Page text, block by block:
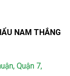
NAM THẮNG
Quận 7,